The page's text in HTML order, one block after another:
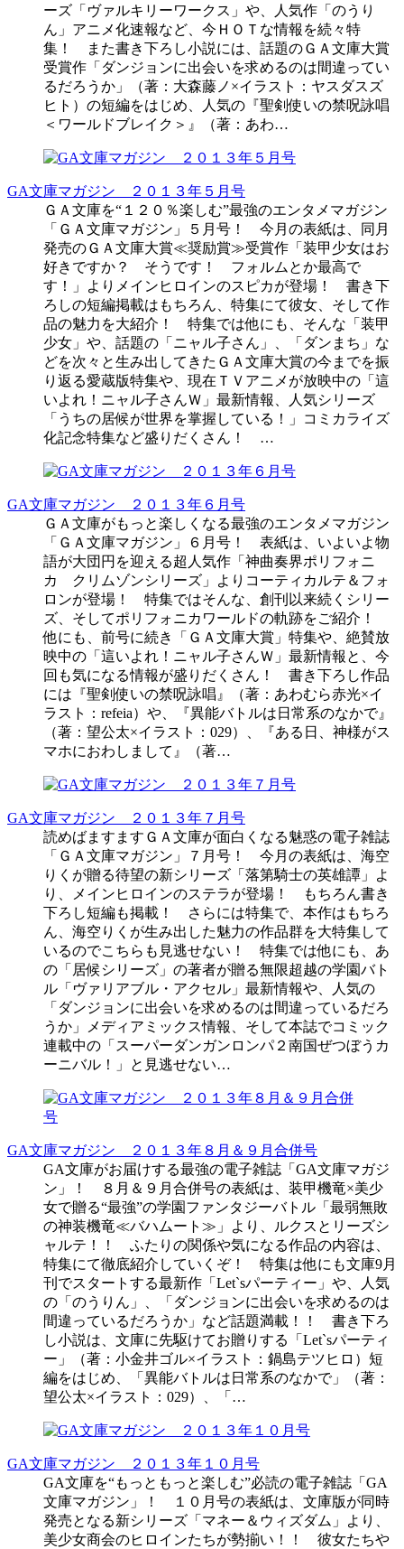
ーズ「ヴァルキリーワークス」や、人気作「のうり
ん」アニメ化速報など、今ＨＯＴな情報を続々特
集！ また書き下ろし小説には、話題のＧＡ文庫大賞
受賞作「ダンジョンに出会いを求めるのは間違ってい
るだろうか」（著：大森藤ノ×イラスト：ヤスダスズ
ヒト）の短編をはじめ、人気の『聖剣使いの禁呪詠唱
＜ワールドブレイク＞』（著：あわ…
GA文庫マガジン ２０１３年５月号
ＧＡ文庫を“１２０％楽しむ”最強のエンタメマガジン
「ＧＡ文庫マガジン」５月号！ 今月の表紙は、同月
発売のＧＡ文庫大賞≪奨励賞≫受賞作「装甲少女はお
好きですか？ そうです！ フォルムとか最高で
す！」よりメインヒロインのスピカが登場！ 書き下
ろしの短編掲載はもちろん、特集にて彼女、そして作
品の魅力を大紹介！ 特集では他にも、そんな「装甲
少女」や、話題の「ニャル子さん」、「ダンまち」な
どを次々と生み出してきたＧＡ文庫大賞の今までを振
り返る愛蔵版特集や、現在ＴＶアニメが放映中の「這
いよれ！ニャル子さんＷ」最新情報、人気シリーズ
「うちの居候が世界を掌握している！」コミカライズ
化記念特集など盛りだくさん！ …
GA文庫マガジン ２０１３年６月号
ＧＡ文庫がもっと楽しくなる最強のエンタメマガジン
「ＧＡ文庫マガジン」６月号！ 表紙は、いよいよ物
語が大団円を迎える超人気作「神曲奏界ポリフォニ
カ クリムゾンシリーズ」よりコーティカルテ＆フォ
ロンが登場！ 特集ではそんな、創刊以来続くシリー
ズ、そしてポリフォニカワールドの軌跡をご紹介！
他にも、前号に続き「ＧＡ文庫大賞」特集や、絶賛放
映中の「這いよれ！ニャル子さんＷ」最新情報と、今
回も気になる情報が盛りだくさん！ 書き下ろし作品
には『聖剣使いの禁呪詠唱』（著：あわむら赤光×イ
ラスト：refeia）や、『異能バトルは日常系のなかで』
（著：望公太×イラスト：029）、『ある日、神様がス
マホにおわしまして』（著…
GA文庫マガジン ２０１３年７月号
読めばますますＧＡ文庫が面白くなる魅惑の電子雑誌
「ＧＡ文庫マガジン」７月号！ 今月の表紙は、海空
りくが贈る待望の新シリーズ「落第騎士の英雄譚」よ
り、メインヒロインのステラが登場！ もちろん書き
下ろし短編も掲載！ さらには特集で、本作はもちろ
ん、海空りくが生み出した魅力の作品群を大特集して
いるのでこちらも見逃せない！ 特集では他にも、あ
の「居候シリーズ」の著者が贈る無限超越の学園バト
ル「ヴァリアブル・アクセル」最新情報や、人気の
「ダンジョンに出会いを求めるのは間違っているだろ
うか」メディアミックス情報、そして本誌でコミック
連載中の「スーパーダンガンロンパ２南国ぜつぼうカ
ーニバル！」と見逃せない…
GA文庫マガジン ２０１３年８月＆９月合併号
GA文庫がお届けする最強の電子雑誌「GA文庫マガジ
ン」！ ８月＆９月合併号の表紙は、装甲機竜×美少
女で贈る“最強”の学園ファンタジーバトル「最弱無敗
の神装機竜≪バハムート≫」より、ルクスとリーズシ
ャルテ！！ ふたりの関係や気になる作品の内容は、
特集にて徹底紹介していくぞ！ 特集は他にも文庫9月
刊でスタートする最新作「Let`sパーティー」や、人気
の「のうりん」、「ダンジョンに出会いを求めるのは
間違っているだろうか」など話題満載！！ 書き下ろ
し小説は、文庫に先駆けてお贈りする「Let`sパーティ
ー」（著：小金井ゴル×イラスト：鍋島テツヒロ）短
編をはじめ、「異能バトルは日常系のなかで」（著：
望公太×イラスト：029）、「…
GA文庫マガジン ２０１３年１０月号
GA文庫を“もっともっと楽しむ”必読の電子雑誌「GA
文庫マガジン」！ １０月号の表紙は、文庫版が同時
発売となる新シリーズ「マネー＆ウィズダム」より、
美少女商会のヒロインたちが勢揃い！！ 彼女たちや